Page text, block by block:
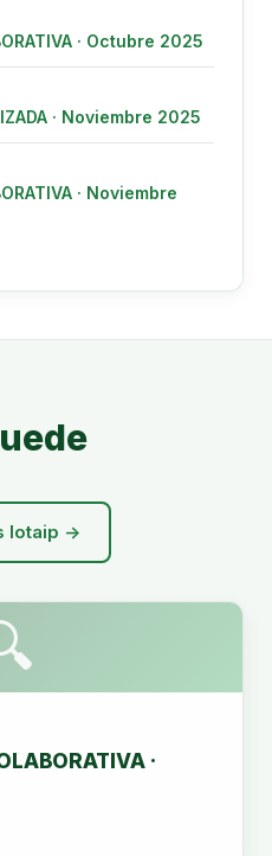
· Octubre 2025
· Noviembre 2025
· Noviembre
lotaip →
·